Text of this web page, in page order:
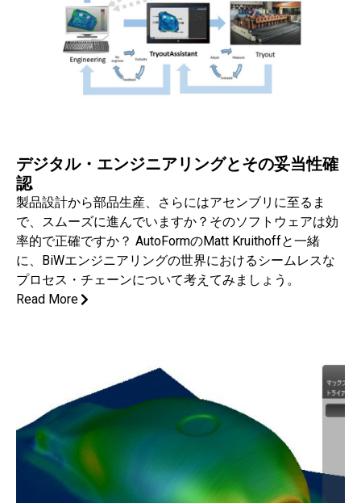
デジタル・エンジニアリングとその妥当性確
認
製品設計から部品生産、さらにはアセンブリに至るま
で、スムーズに進んでいますか？そのソフトウェアは効
率的で正確ですか？ AutoFormのMatt Kruithoffと一緒
に、BiWエンジニアリングの世界におけるシームレスな
プロセス・チェーンについて考えてみましょう。
Read More